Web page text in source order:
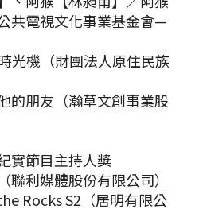
共電視文化事業基金會—
光機（財團法人原住民族
的朋友（瀚草文創事業股
實節目主持人獎
聯利媒體股份有限公司）
Rocks S2（居明有限公